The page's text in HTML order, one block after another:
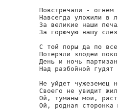
Повстречали - огнем
Навсегда уложили в
За великие наши
За горючую нашу
С той поры да по
Потеряли злодеи
День и ночь
Над разбойной гудят
Не уйдет чужеземец
Своего не увидит
Ой, туманы мои,
Ой, родная сторонка